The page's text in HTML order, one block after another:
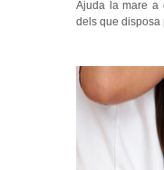
Ajuda la mare a
dels que